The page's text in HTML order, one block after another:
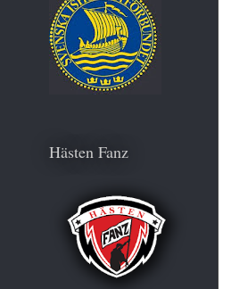
Hästen Fanz